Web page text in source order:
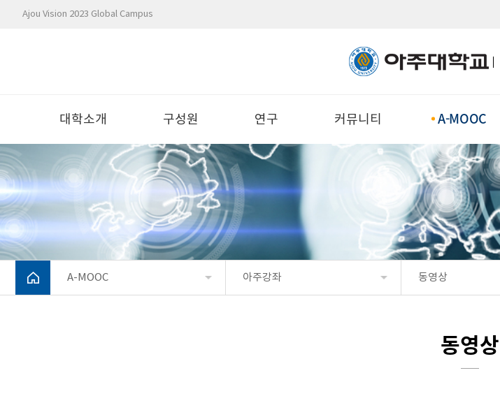
Ajou Vision 2023 Global Campus
대학소개 구성원 연구 커뮤니티 A-MOOC
A-MOOC 아주강좌 동영상
동영상